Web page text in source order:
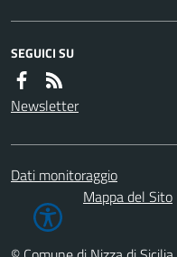
SEGUICI SU
Newsletter
Dati monitoraggio
Mappa del Sito